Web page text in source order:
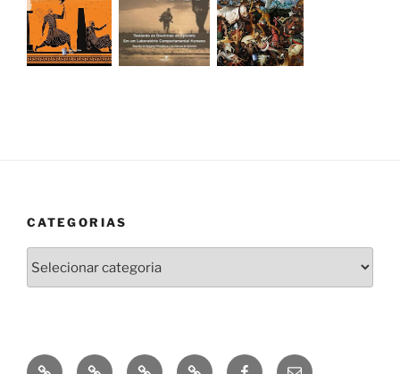
CATEGORIAS
GooglePlayAmazonKobo Apple Facebookenviar